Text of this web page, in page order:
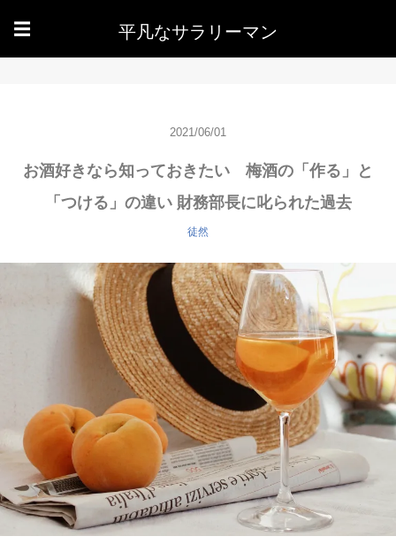
☰ 平凡なサラリーマン
2021/06/01
お酒好きなら知っておきたい 梅酒の「作る」と
「つける」の違い 財務部長に叱られた過去
徒然